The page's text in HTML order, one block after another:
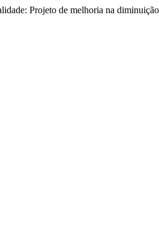
Projeto de melhoria na